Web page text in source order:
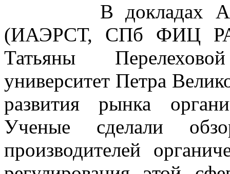
В докладах
(ИАЭРСТ, СПб ФИЦ
Татьяны
университет Петра
развития рынка
Ученые сделали
производителей